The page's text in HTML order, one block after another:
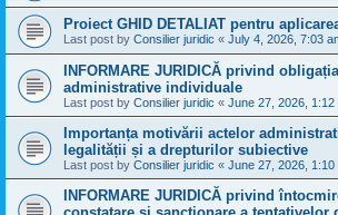
Proiect GHID DETALIAT pentru
Last post by Consilier juridic « July 4, 2026, 7:03
INFORMARE JURIDICĂ privind
administrative individuale
Last post by Consilier juridic « June 27, 2026, 1:12
Importanța motivării actelor
legalității și a drepturilor subiective
Last post by Consilier juridic « June 27, 2026, 1:10
INFORMARE JURIDICĂ privind
constatare și sancționare a tentativelor